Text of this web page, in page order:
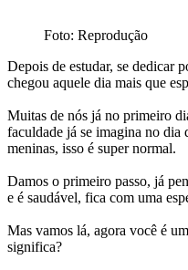
Foto: Reprodução
Depois de estudar, se dedicar
chegou aquele dia mais que
Muitas de nós já no primeiro
faculdade já se imagina no dia
meninas, isso é super normal.
Damos o primeiro passo, já
e é saudável, fica com uma
Mas vamos lá, agora você é
significa?